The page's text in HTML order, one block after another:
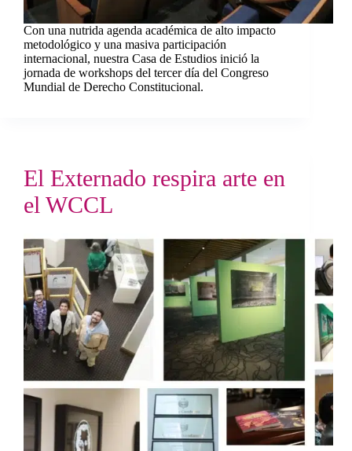
Con una nutrida agenda académica de alto impacto
metodológico y una masiva participación
internacional, nuestra Casa de Estudios inició la
jornada de workshops del tercer día del Congreso
Mundial de Derecho Constitucional.
El Externado respira arte en
el WCCL